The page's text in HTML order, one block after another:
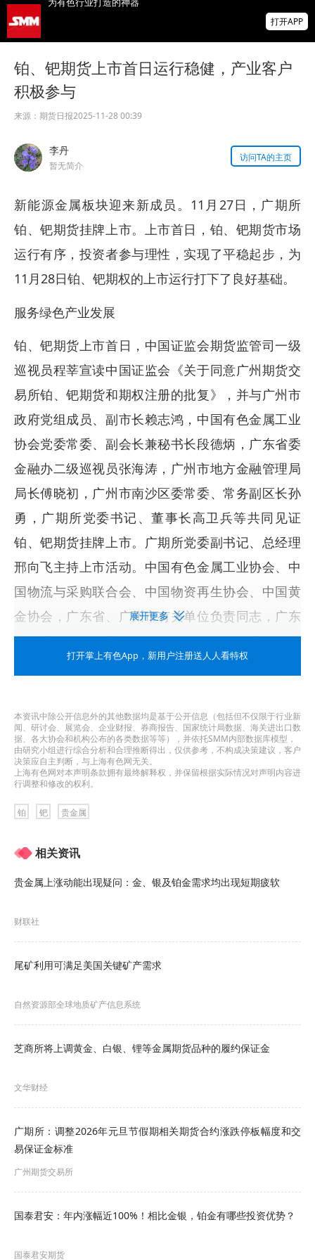
概念股普涨，现货黄金突破4350
北京楼市新政：非京籍五环内社保满1年即可
购房 适度提高公积金最高贷款额度
打开APP
铂、钯期货上市首日运行稳健，产业客户
积极参与
来源： 期货日报2025-11-28 00:39
李丹
暂无简介
访问TA的主页
新能源金属板块迎来新成员。11月27日，广期所
铂、钯期货挂牌上市。上市首日，铂、钯期货市场
运行有序，投资者参与理性，实现了平稳起步，为
11月28日铂、钯期权的上市运行打下了良好基础。
服务绿色产业发展
铂、钯期货上市首日，中国证监会期货监管司一级
巡视员程莘宣读中国证监会《关于同意广州期货交
易所铂、钯期货和期权注册的批复》，并与广州市
政府党组成员、副市长赖志鸿，中国有色金属工业
协会党委常委、副会长兼秘书长段德炳，广东省委
金融办二级巡视员张海涛，广州市地方金融管理局
局长傅晓初，广州市南沙区委常委、常务副区长孙
勇，广期所党委书记、董事长高卫兵等共同见证
铂、钯期货挂牌上市。广期所党委副书记、总经理
邢向飞主持上市活动。中国有色金属工业协会、中
国物流与采购联合会、中国物资再生协会、中国黄
金协会，广东省、广州市有关单位负责同志，广东
证监局有关负责同志，龙头企业、期货公司和媒体
等相关代表现场见证铂、钯期货挂牌上市。当日上
段德炳在致辞中表示，铂、钯作为铂族金属中具有
广泛应用、战略作用突出、市场体量较大的典型品
种，在汽车尾气治理、发展风电、支撑氢能等绿色
权的上市交易，不但有利于铂族金属产业链上下游
企业防控风险、稳定经营、妥善应对市场频繁波动
质量发展。同时，将更好地发挥“风向标”作用，规范
铂、钯产品定价体系，有效提升我国铂族金属产业
的国际影响力和定价话语权。中国有色金属工业协
方面提质增效。
党的二十届四中全会精神和证监会部署，始终立足
服务实体经济的根本宗旨，继续坚持以服务绿色发
展为抓手，根据产业实际，不断加大市场培育服务
场安全平稳运行，更好服务绿色发展、粤港澳大湾
区建设及“一带一路”倡议，为加快经济社会发展全面
展开更多
打开掌上有色App ，新用户注册送人人看特权
本资讯中除公开信息外的其他数据均是基于公开信息（包括但不仅限于行业新
闻、研讨会、展览会、企业财报、券商报告、国家统计局数据、海关进出口数
据、各大协会和机构公布的各类数据等等），并依托SMM内部数据库模型，
由研究小组进行综合分析和合理推断得出，仅供参考，不构成决策建议，客户
决策应自主判断，与上海有色网无关。
上海有色网对本声明条款拥有最终解释权，并保留根据实际情况对声明内容进
行调整和修改的权利。
铂 钯 贵金属
相关资讯
贵金属上涨动能出现疑问：金、银及铂金需求均出现短期疲软
财联社
尾矿利用可满足美国关键矿产需求
自然资源部全球地质矿产信息系统
芝商所将上调黄金、白银、锂等金属期货品种的履约保证金
文华财经
广期所：调整2026年元旦节假期相关期货合约涨跌停板幅度和交
易保证金标准
广州期货交易所
国泰君安：年内涨幅近100%！相比金银，铂金有哪些投资优势？
国泰君安期货